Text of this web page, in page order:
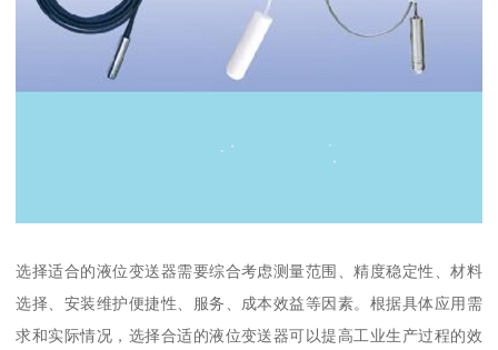
选择适合的液位变送器需要综合考虑测量范围、精度稳定性、材料
选择、安装维护便捷性、服务、成本效益等因素。根据具体应用需
求和实际情况，选择合适的液位变送器可以提高工业生产过程的效